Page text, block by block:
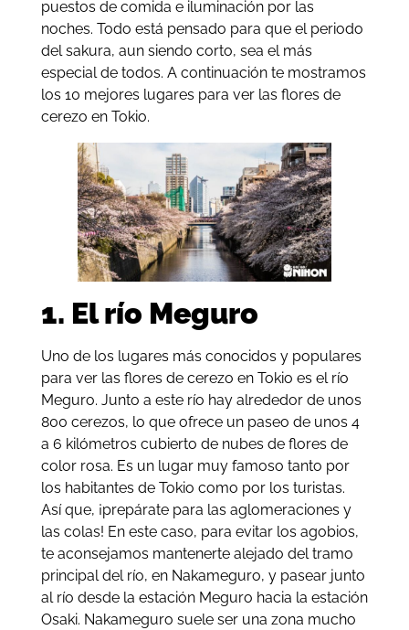
puestos de comida e iluminación por las
noches. Todo está pensado para que el periodo
del sakura, aun siendo corto, sea el más
especial de todos. A continuación te mostramos
los 10 mejores lugares para ver las flores de
cerezo en Tokio.
1. El río Meguro
Uno de los lugares más conocidos y populares
para ver las flores de cerezo en Tokio es el río
Meguro. Junto a este río hay alrededor de unos
800 cerezos, lo que ofrece un paseo de unos 4
a 6 kilómetros cubierto de nubes de flores de
color rosa. Es un lugar muy famoso tanto por
los habitantes de Tokio como por los turistas.
Así que, ¡prepárate para las aglomeraciones y
las colas! En este caso, para evitar los agobios,
te aconsejamos mantenerte alejado del tramo
principal del río, en Nakameguro, y pasear junto
al río desde la estación Meguro hacia la estación
Osaki. Nakameguro suele ser una zona mucho